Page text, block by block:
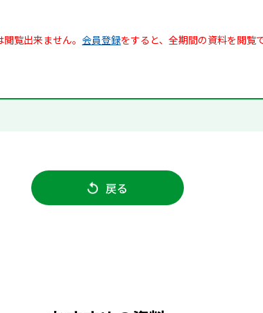
覧出来ません。 会員登録をすると、全期間の資料を閲覧
戻る